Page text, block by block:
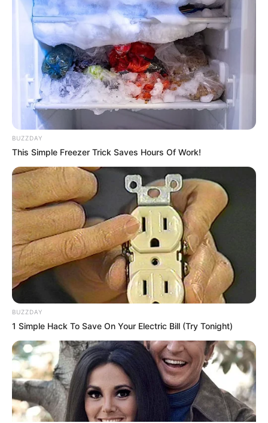
TAGS
ΕΥΒΟΙΑ
ΤΑΥΤΟΤΗΤΑ ΚΑΙ ΕΠΙΚΟΙΝΩΝΙΑ ΟΡΟΙ ΧΡΗΣΗΣ
© 2025 EVIANEWS του Γιώργου Κουτσελίνη
BUZZDAY
This Simple Freezer Trick Saves Hours Of Work!
BUZZDAY
1 Simple Hack To Save On Your Electric Bill (Try Tonight)